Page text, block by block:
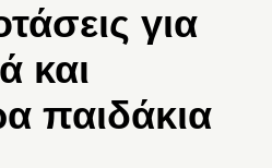
για
και
παιδάκια